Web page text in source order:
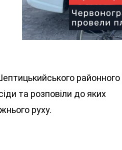
районного
та розповіли до яких
руху.